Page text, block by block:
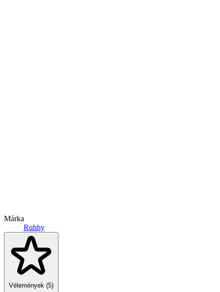
Márka
Ruhhy
Vélemények (5)